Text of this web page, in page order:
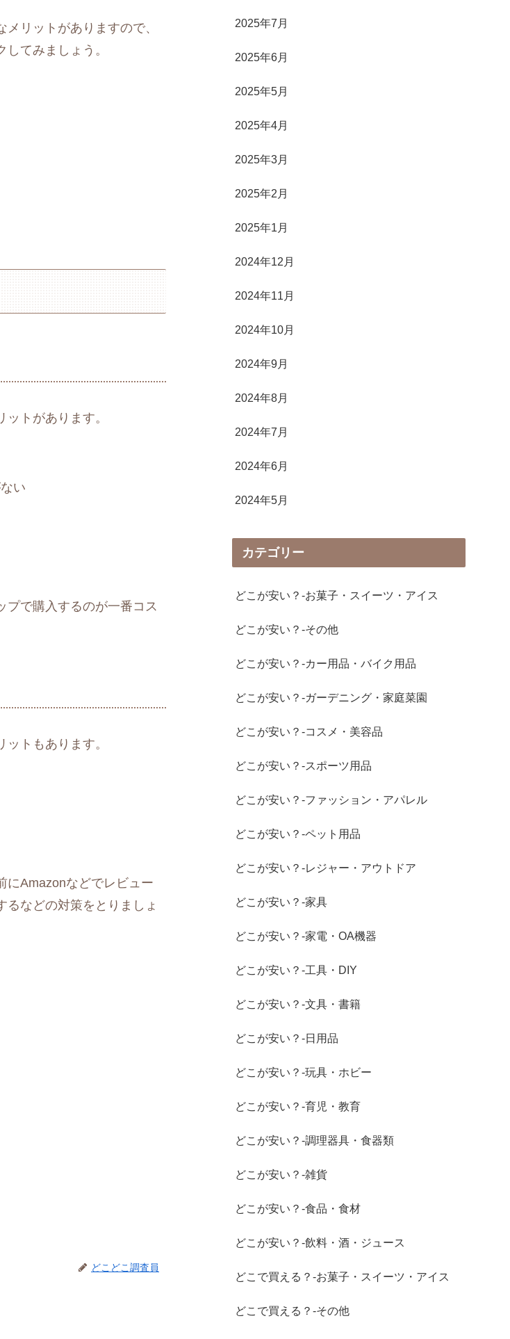
リットがありますので、
てみましょう。
トがあります。
い
プで購入するのが一番コス
トもあります。
にAmazonなどでレビュー
るなどの対策をとりましょ
どこどこ調査員
2025年7月
2025年6月
2025年5月
2025年4月
2025年3月
2025年2月
2025年1月
2024年12月
2024年11月
2024年10月
2024年9月
2024年8月
2024年7月
2024年6月
2024年5月
カテゴリー
どこが安い？-お菓子・スイーツ・アイス
どこが安い？-その他
どこが安い？-カー用品・バイク用品
どこが安い？-ガーデニング・家庭菜園
どこが安い？-コスメ・美容品
どこが安い？-スポーツ用品
どこが安い？-ファッション・アパレル
どこが安い？-ペット用品
どこが安い？-レジャー・アウトドア
どこが安い？-家具
どこが安い？-家電・OA機器
どこが安い？-工具・DIY
どこが安い？-文具・書籍
どこが安い？-日用品
どこが安い？-玩具・ホビー
どこが安い？-育児・教育
どこが安い？-調理器具・食器類
どこが安い？-雑貨
どこが安い？-食品・食材
どこが安い？-飲料・酒・ジュース
どこで買える？-お菓子・スイーツ・アイス
どこで買える？-その他